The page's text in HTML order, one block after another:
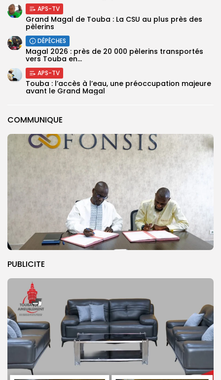
COMMUNIQUE
PUBLICITE
APS-TV
Grand Magal de Touba : La CSU au plus près des
pèlerins
DÉPÊCHES
Magal 2026 : près de 20 000 pèlerins transportés
vers Touba en...
APS-TV
Touba : l’accès à l’eau, une préoccupation majeure
avant le Grand Magal